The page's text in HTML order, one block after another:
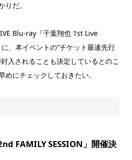
だ。
Blu-ray『千葉翔也 1st Live
、本イベントの“チケット最速先行
入されることも決定しているとのこ
めにチェックしておきたい。
FAMILY SESSION」開催決